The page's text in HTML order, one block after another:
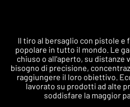
Il tiro al bersaglio con pistole e
popolare in tutto il mondo. Le
chiuso o all'aperto, su distanze
bisogno di precisione,
raggiungere il loro obiettivo.
lavorato su prodotti ad alte
soddisfare la maggior